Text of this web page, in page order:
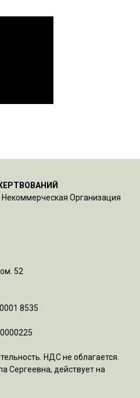
Организация
52
8535
НДС не облагается.
Сергеевна, действует на